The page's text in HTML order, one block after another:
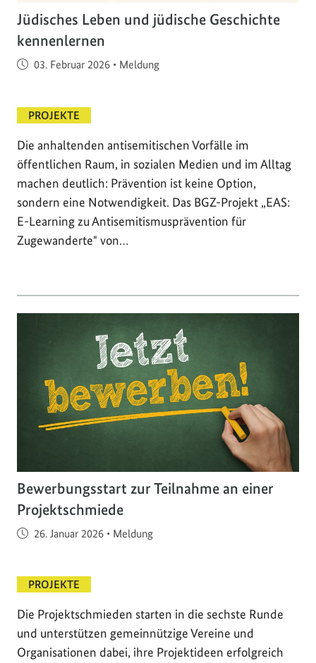
Jüdisches Leben und jüdische Geschichte
kennenlernen
Veröffentlicht am
03. Februar 2026 • Meldung
PROJEKTE
Die anhaltenden antisemitischen Vorfälle im
öffentlichen Raum, in sozialen Medien und im Alltag
machen deutlich: Prävention ist keine Option,
sondern eine Notwendigkeit. Das BGZ-Projekt „EAS:
E-Learning zu Antisemitismusprävention für
Zugewanderte" von…
Bewerbungsstart zur Teilnahme an einer
Projektschmiede
Veröffentlicht am
26. Januar 2026 • Meldung
PROJEKTE
Die Projektschmieden starten in die sechste Runde
und unterstützen gemeinnützige Vereine und
Organisationen dabei, ihre Projektideen erfolgreich